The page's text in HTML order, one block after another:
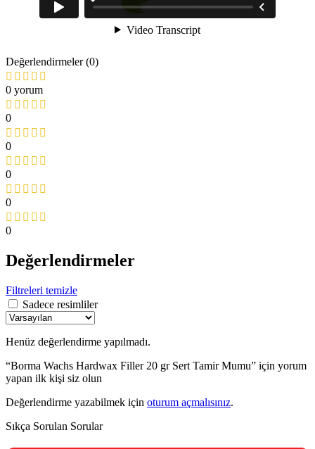
Değerlendirmeler (0)
0 yorum
0
0
0
0
0
Değerlendirmeler
Filtreleri temizle
Sadece resimliler
Henüz değerlendirme yapılmadı.
“Borma Wachs Hardwax Filler 20 gr Sert Tamir Mumu” için yorum
yapan ilk kişi siz olun
Değerlendirme yazabilmek için oturum açmalısınız.
Sıkça Sorulan Sorular